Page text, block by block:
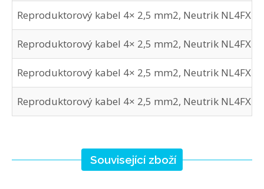
Reproduktorový kabel 4× 2,5 mm2, Neutrik NL4FX -
Reproduktorový kabel 4× 2,5 mm2, Neutrik NL4FX -
Reproduktorový kabel 4× 2,5 mm2, Neutrik NL4FX -
Reproduktorový kabel 4× 2,5 mm2, Neutrik NL4FX -
Související zboží